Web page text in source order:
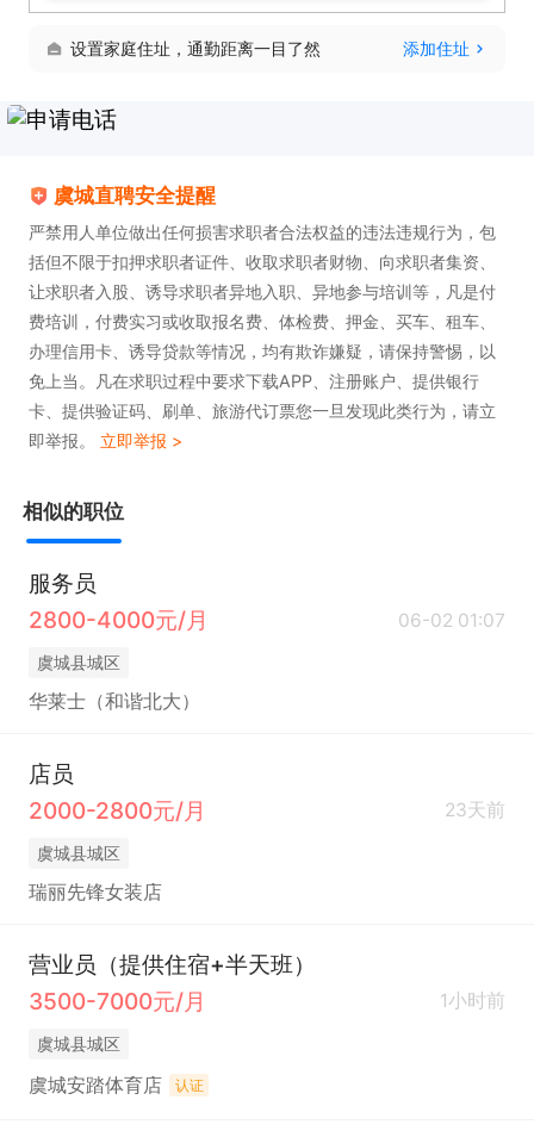
设置家庭住址，通勤距离一目了然 添加住址
虞城直聘安全提醒
严禁用人单位做出任何损害求职者合法权益的违法违规行为，包
括但不限于扣押求职者证件、收取求职者财物、向求职者集资、
让求职者入股、诱导求职者异地入职、异地参与培训等，凡是付
费培训，付费实习或收取报名费、体检费、押金、买车、租车、
办理信用卡、诱导贷款等情况，均有欺诈嫌疑，请保持警惕，以
免上当。凡在求职过程中要求下载APP、注册账户、提供银行
卡、提供验证码、刷单、旅游代订票您一旦发现此类行为，请立
即举报。 立即举报 >
相似的职位
服务员
2800-4000元/月
06-02 01:07
虞城县城区
华莱士（和谐北大）
店员
2000-2800元/月
23天前
虞城县城区
瑞丽先锋女装店
营业员（提供住宿+半天班）
3500-7000元/月
1小时前
虞城县城区
虞城安踏体育店 认证